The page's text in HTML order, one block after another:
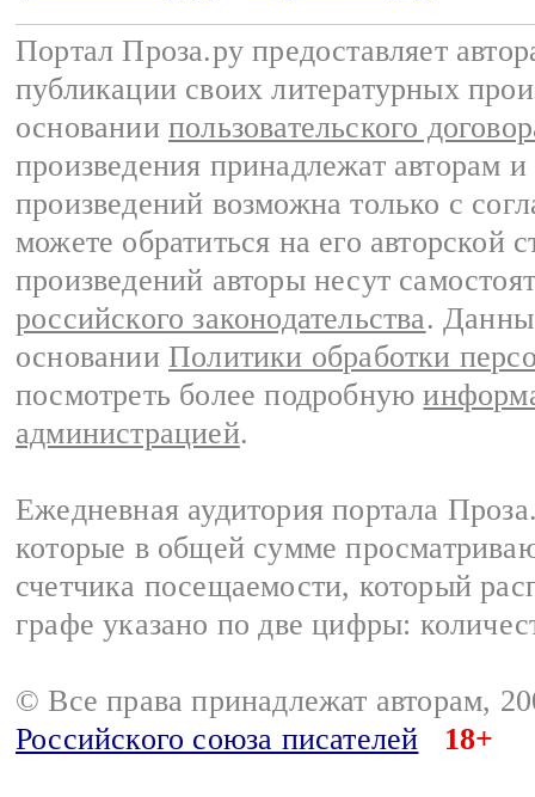
Портал Проза.ру предоставляет
публикации своих литературных
основании пользовательского
произведения принадлежат авторам
произведений возможна только с
можете обратиться на его авторской
произведений авторы несут
российского законодательства.
основании Политики обработки
посмотреть более подробную
администрацией.
Ежедневная аудитория портала
которые в общей сумме
счетчика посещаемости, который
графе указано по две цифры:
© Все права принадлежат авторам,
Российского союза писателей
18+